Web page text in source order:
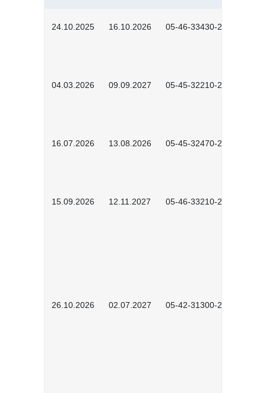
24.10.2025 16.10.2026 05-46-33430-2501
04.03.2026 09.09.2027 05-45-32210-2601
16.07.2026 13.08.2026 05-45-32470-2601
15.09.2026 12.11.2027 05-46-33210-2601
26.10.2026 02.07.2027 05-42-31300-2601